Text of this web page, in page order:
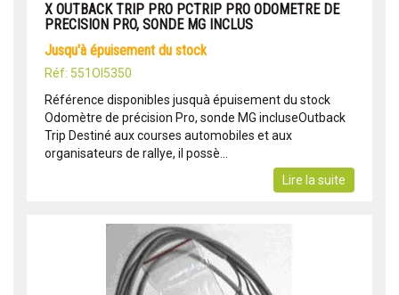
X OUTBACK TRIP PRO PCTRIP PRO ODOMETRE DE
PRECISION PRO, SONDE MG INCLUS
jusqu'à épuisement du stock
Réf: 551OI5350
Référence disponibles jusquà épuisement du stock
Odomètre de précision Pro, sonde MG incluseOutback
Trip Destiné aux courses automobiles et aux
organisateurs de rallye, il possè...
Lire la suite